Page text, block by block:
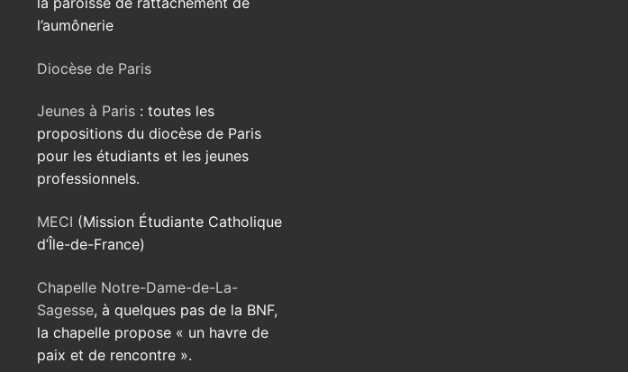
l’aumônerie
Diocèse de Paris
Jeunes à Paris : toutes les
propositions du diocèse de Paris
pour les étudiants et les jeunes
professionnels.
MECI (Mission Étudiante Catholique
d’Île-de-France)
Chapelle Notre-Dame-de-La-
Sagesse, à quelques pas de la BNF,
la chapelle propose « un havre de
paix et de rencontre ».